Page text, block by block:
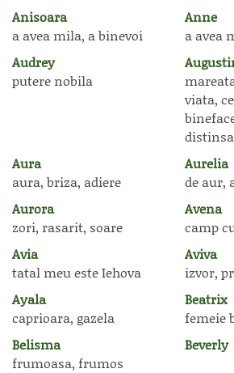
Anisoara
a avea mila, a binevoi
Anne
a avea
Audrey
putere nobila
viata,
distinsa
Aura
aura, briza, adiere
Aurelia
de aur,
Aurora
zori, rasarit, soare
Avena
camp
Avia
tatal meu este Iehova
Aviva
izvor,
Ayala
caprioara, gazela
Beatrix
femeie
Belisma
frumoasa, frumos
Beverly